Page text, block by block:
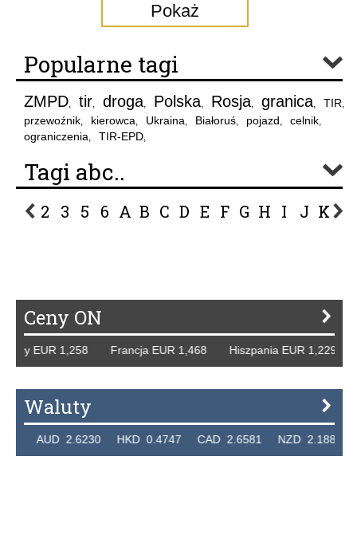
Pokaż
Popularne tagi
ZMPD, tir, droga, Polska, Rosja, granica, TIR,
przewoźnik, kierowca, Ukraina, Białoruś, pojazd, celnik,
ograniczenia, TIR-EPD,
Tagi abc..
2 3 5 6 A B C D E F G H I J K L
Ceny ON
EUR 1,258 Francja EUR 1,468 Hiszpania EUR 1,229
Waluty
AUD 2.6230 HKD 0.4747 CAD 2.6581 NZD 2.1889